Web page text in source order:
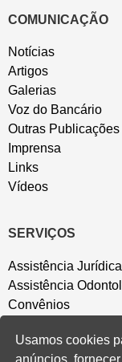
COMUNICAÇÃO
Notícias
Artigos
Galerias
Voz do Bancário
Outras Publicações
Imprensa
Links
Vídeos
SERVIÇOS
Assistência Jurídica
Assistência
Convênios
Salão de Festa
Usamos cookies
anúncios,